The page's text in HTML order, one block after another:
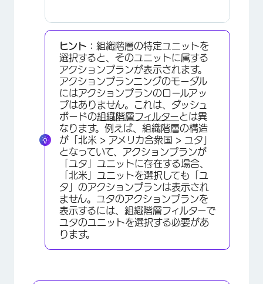
×
ヒント： 組織階層の特定ユニットを
選択すると、そのユニットに属する
アクションプランが表示されます。
アクションプランニングのモーダル
にはアクションプランのロールアッ
プはありません。これは、ダッシュ
ボードの組織階層フィルターとは異
なります。例えば、組織階層の構造
が「北米 > アメリカ合衆国 > ユタ」
となっていて、アクションプランが
「ユタ」ユニットに存在する場合、
「北米」ユニットを選択しても「ユ
タ」のアクションプランは表示され
ません。ユタのアクションプランを
表示するには、組織階層フィルターで
ユタのユニットを選択する必要があ
ります。